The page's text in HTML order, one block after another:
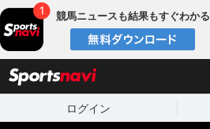
競馬ニュースも結果もすぐわかる
ログイン